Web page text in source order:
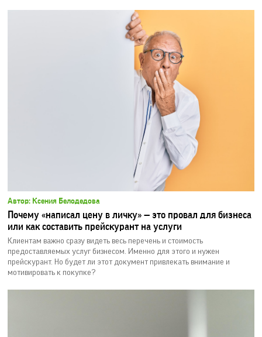
Автор: Ксения Белодедова
Почему «написал цену в личку» — это провал для бизнеса
или как составить прейскурант на услуги
Клиентам важно сразу видеть весь перечень и стоимость
предоставляемых услуг бизнесом. Именно для этого и нужен
прейскурант. Но будет ли этот документ привлекать внимание и
мотивировать к покупке?